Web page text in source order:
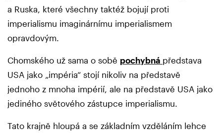
a Ruska, které všechny taktéž bojují proti
imperialismu imaginárnímu imperialismem
opravdovým.
Chomského už sama o sobě pochybná představa
USA jako „impéria“ stojí nikoliv na představě
jednoho z mnoha impérií, ale na představě USA jako
jediného světového zástupce imperialismu.
Tato krajně hloupá a se základním vzděláním lehce